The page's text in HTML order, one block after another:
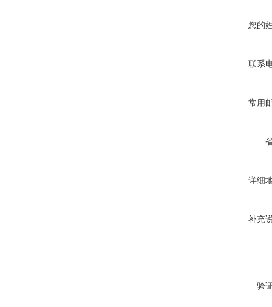
您的
联系
常用
详细
补充
验